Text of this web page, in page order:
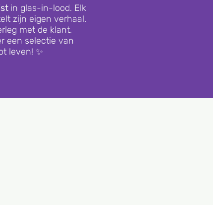
in glas-in-lood. Elk
zijn eigen verhaal.
met de klant.
een selectie van
leven! ✨